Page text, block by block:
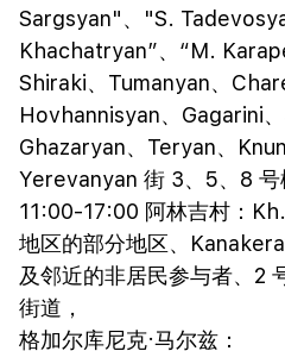
Sargsyan"、"S.
Khachatryan”、“M.
Shiraki、Tumanyan、
Hovhannisyan、Gagarini
Ghazaryan、Teryan、
Yerevanyan 街 3、5、8 号
11:00-17:00 阿林吉村：
地区的部分地区、
及邻近的非居民参与者、2
街道，
格加尔库尼克·马尔兹：